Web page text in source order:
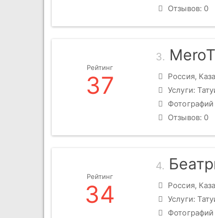
Отзывов: 0
3.
Россия,
Услуги:
Фотографий
Отзывов: 0
Рейтинг
37
4.
Россия,
Услуги:
Фотографий
Рейтинг
34